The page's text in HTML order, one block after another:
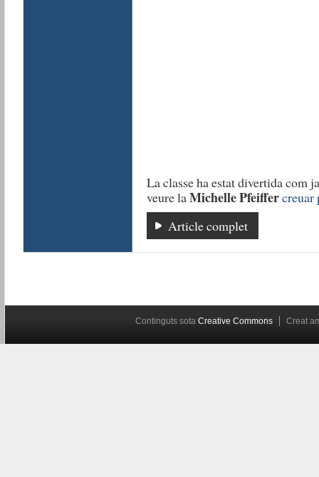
La classe ha estat divertida com
veure laMichelle Pfeiffercreuar
Article complet
Continguts sota Creative Commons Creat